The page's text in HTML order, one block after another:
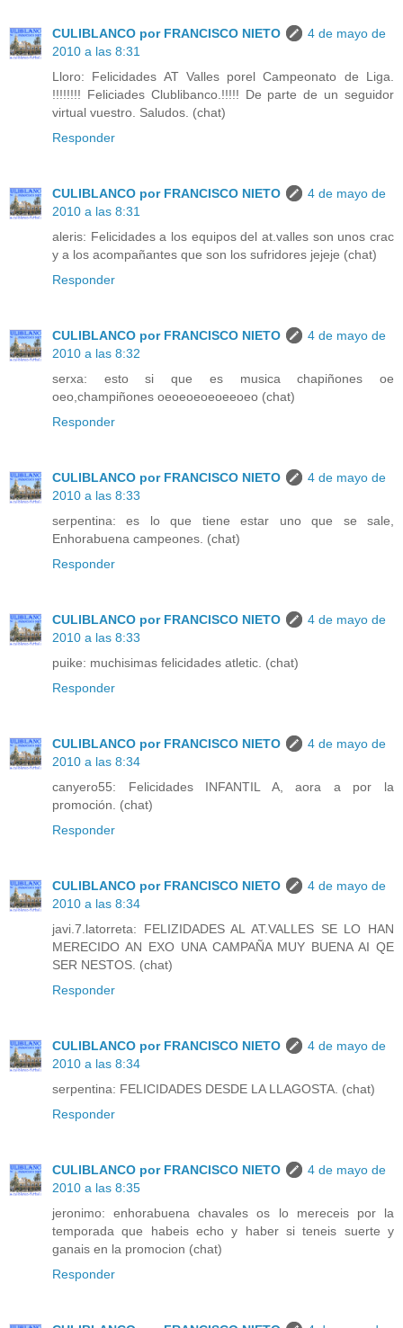
CULIBLANCO por FRANCISCO NIETO
4 de mayo de
2010 a las 8:31
Lloro: Felicidades AT Valles porel Campeonato de Liga.
!!!!!!!! Feliciades Clublibanco.!!!!! De parte de un seguidor
virtual vuestro. Saludos. (chat)
Responder
CULIBLANCO por FRANCISCO NIETO
4 de mayo de
2010 a las 8:31
aleris: Felicidades a los equipos del at.valles son unos crac
y a los acompañantes que son los sufridores jejeje (chat)
Responder
CULIBLANCO por FRANCISCO NIETO
4 de mayo de
2010 a las 8:32
serxa: esto si que es musica chapiñones oe
oeo,champiñones oeoeoeoeoeeoeo (chat)
Responder
CULIBLANCO por FRANCISCO NIETO
4 de mayo de
2010 a las 8:33
serpentina: es lo que tiene estar uno que se sale,
Enhorabuena campeones. (chat)
Responder
CULIBLANCO por FRANCISCO NIETO
4 de mayo de
2010 a las 8:33
puike: muchisimas felicidades atletic. (chat)
Responder
CULIBLANCO por FRANCISCO NIETO
4 de mayo de
2010 a las 8:34
canyero55: Felicidades INFANTIL A, aora a por la
promoción. (chat)
Responder
CULIBLANCO por FRANCISCO NIETO
4 de mayo de
2010 a las 8:34
javi.7.latorreta: FELIZIDADES AL AT.VALLES SE LO HAN
MERECIDO AN EXO UNA CAMPAÑA MUY BUENA AI QE
SER NESTOS. (chat)
Responder
CULIBLANCO por FRANCISCO NIETO
4 de mayo de
2010 a las 8:34
serpentina: FELICIDADES DESDE LA LLAGOSTA. (chat)
Responder
CULIBLANCO por FRANCISCO NIETO
4 de mayo de
2010 a las 8:35
jeronimo: enhorabuena chavales os lo mereceis por la
temporada que habeis echo y haber si teneis suerte y
ganais en la promocion (chat)
Responder